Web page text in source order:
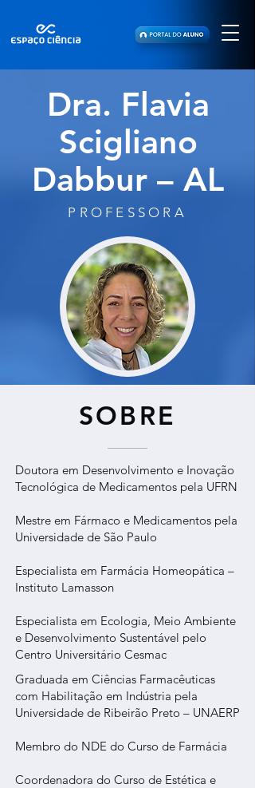
Dra. Flavia
Scigliano
Dabbur – AL
PROFESSORA
SOBRE
Doutora em Desenvolvimento e Inovação
Tecnológica de Medicamentos pela UFRN
Mestre em Fármaco e Medicamentos pela
Universidade de São Paulo
Especialista em Farmácia Homeopática –
Instituto Lamasson
Especialista em Ecologia, Meio Ambiente
e Desenvolvimento Sustentável pelo
Centro Universitário Cesmac
Graduada em Ciências Farmacêuticas
com Habilitação em Indústria pela
Universidade de Ribeirão Preto – UNAERP
Membro do NDE do Curso de Farmácia
Coordenadora do Curso de Estética e